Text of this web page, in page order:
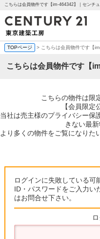
こちらは会員物件です【im-464342】｜センチ
TOPページ > こちらは会員物件です【
こちらは会員物件です【
こちらの物件は限
【会員限定
当社は売主様のプライバシー保
きない最
より多くの物件をご覧になりた
ログインに失敗している可
ID・パスワードをご入力い
はお問合せ下さい。